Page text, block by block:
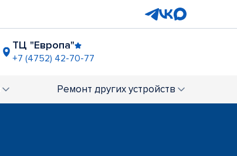
ТЦ "Европа"
+7 (4752) 42-70-77
Ремонт других устройств